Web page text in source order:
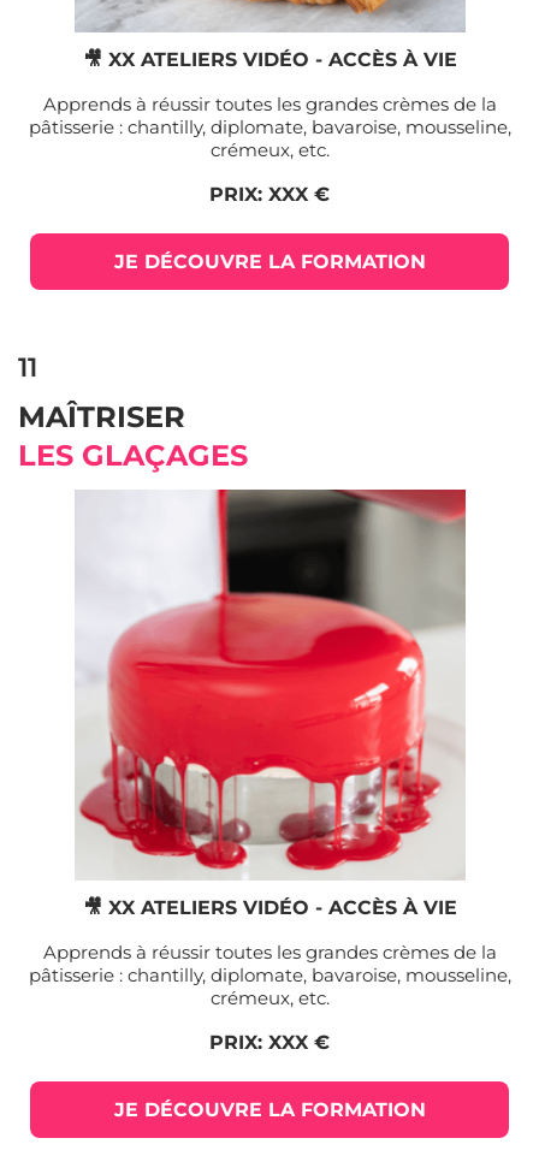
🎥 XX ATELIERS VIDÉO - ACCÈS À VIE
Apprends à réussir toutes les grandes crèmes de la
pâtisserie : chantilly, diplomate, bavaroise, mousseline,
crémeux, etc.
PRIX: XXX €
JE DÉCOUVRE LA FORMATION
11
MAÎTRISER
LES GLAÇAGES
🎥 XX ATELIERS VIDÉO - ACCÈS À VIE
Apprends à réussir toutes les grandes crèmes de la
pâtisserie : chantilly, diplomate, bavaroise, mousseline,
crémeux, etc.
PRIX: XXX €
JE DÉCOUVRE LA FORMATION